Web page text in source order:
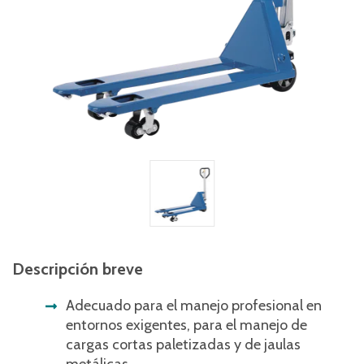
Descripción breve
Adecuado para el manejo profesional en
entornos exigentes, para el manejo de
cargas cortas paletizadas y de jaulas